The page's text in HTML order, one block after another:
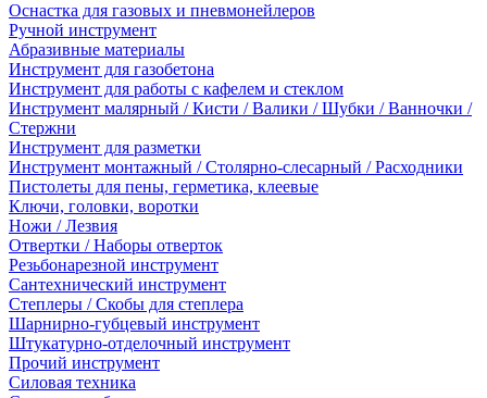
Оснастка для газовых и пневмонейлеров
Ручной инструмент
Абразивные материалы
Инструмент для газобетона
Инструмент для работы с кафелем и стеклом
Инструмент малярный / Кисти / Валики / Шубки / Ванночки /
Стержни
Инструмент для разметки
Инструмент монтажный / Столярно-слесарный / Расходники
Пистолеты для пены, герметика, клеевые
Ключи, головки, воротки
Ножи / Лезвия
Отвертки / Наборы отверток
Резьбонарезной инструмент
Сантехнический инструмент
Степлеры / Скобы для степлера
Шарнирно-губцевый инструмент
Штукатурно-отделочный инструмент
Прочий инструмент
Силовая техника